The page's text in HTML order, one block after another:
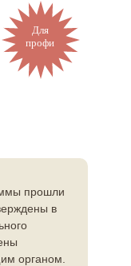
Для
профи
прошли
в
органом.